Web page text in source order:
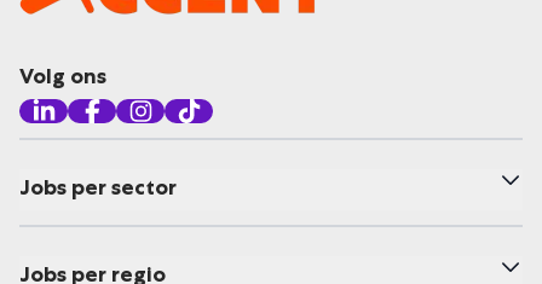
Volg ons
Jobs per sector
Jobs per regio